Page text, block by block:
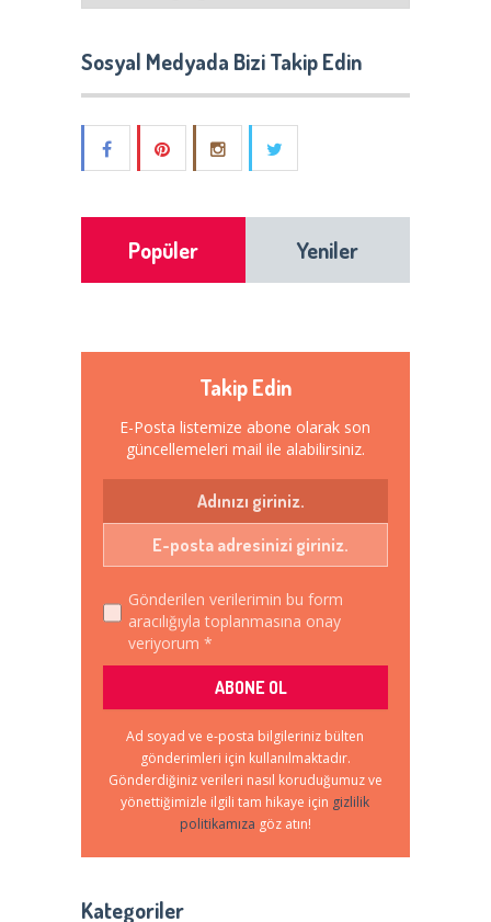
Sosyal Medyada Bizi Takip Edin
Popüler Yeniler
Takip Edin
E-Posta listemize abone olarak son
güncellemeleri mail ile alabilirsiniz.
Gönderilen verilerimin bu form
aracılığıyla toplanmasına onay
veriyorum *
Ad soyad ve e-posta bilgileriniz bülten
gönderimleri için kullanılmaktadır.
Gönderdiğiniz verileri nasıl koruduğumuz ve
yönettiğimizle ilgili tam hikaye için gizlilik
politikamıza göz atın!
Kategoriler